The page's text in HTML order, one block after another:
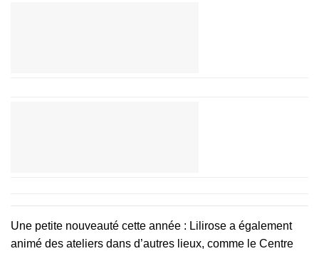
Une petite nouveauté cette année : Lilirose a également
animé des ateliers dans d’autres lieux, comme le Centre